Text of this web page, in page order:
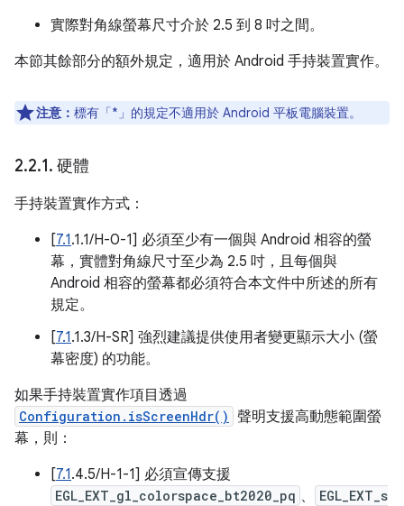
實際對角線螢幕尺寸介於 2.5 到 8 吋之間。
本節其餘部分的額外規定，適用於 Android 手持裝置實作。
注意： 標有「*」的規定不適用於 Android 平板電腦裝置。
2.2.1. 硬體
手持裝置實作方式：
[7.1.1.1/H-0-1] 必須至少有一個與 Android 相容的螢
幕，實體對角線尺寸至少為 2.5 吋，且每個與
Android 相容的螢幕都必須符合本文件中所述的所有
規定。
[7.1.1.3/H-SR] 強烈建議提供使用者變更顯示大小 (螢
幕密度) 的功能。
如果手持裝置實作項目透過
Configuration.isScreenHdr() 聲明支援高動態範圍螢
幕，則：
[7.1.4.5/H-1-1] 必須宣傳支援
EGL_EXT_gl_colorspace_bt2020_pq 、
EGL_EXT_s